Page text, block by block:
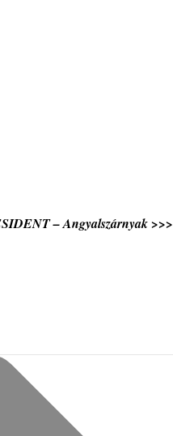
– Angyalszárnyak >>>